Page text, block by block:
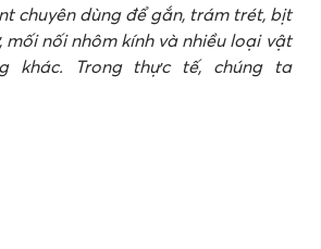
chuyên dùng để gắn, trám trét, bịt
mối nối nhôm kính và nhiều loại vật
khác. Trong thực tế, chúng ta